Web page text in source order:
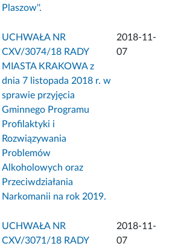
Plaszow''.
UCHWAŁA NR
CXV/3074/18 RADY
MIASTA KRAKOWA z
dnia 7 listopada 2018 r. w
sprawie przyjęcia
Gminnego Programu
Profilaktyki i
Rozwiązywania
Problemów
Alkoholowych oraz
Przeciwdziałania
Narkomanii na rok 2019.
2018-11-
07
UCHWAŁA NR
CXV/3071/18 RADY
2018-11-
07